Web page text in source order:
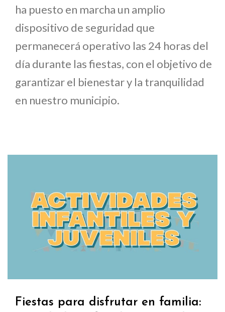
ha puesto en marcha un amplio
dispositivo de seguridad que
permanecerá operativo las 24 horas del
día durante las fiestas, con el objetivo de
garantizar el bienestar y la tranquilidad
en nuestro municipio.
Fiestas para disfrutar en familia: